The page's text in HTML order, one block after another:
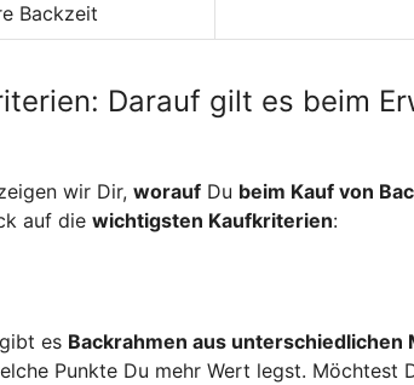
Backzeit
Darauf gilt es beim
wir Dir, worauf Du beim Kauf von
auf die wichtigsten Kaufkriterien:
es Backrahmen aus unterschiedlichen
Punkte Du mehr Wert legst. Möchtest